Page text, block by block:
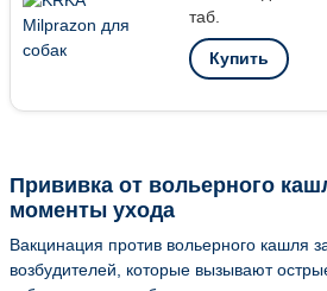
таб.
Купить
Прививка от вольерного
моменты ухода
Вакцинация против вольерного кашля
возбудителей, которые вызывают